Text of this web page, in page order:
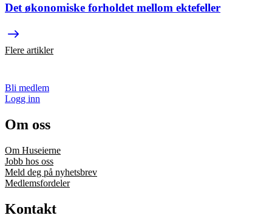
Det økonomiske forholdet mellom ektefeller
Flere artikler
Bli medlem
Logg inn
Om oss
Om Huseierne
Jobb hos oss
Meld deg på nyhetsbrev
Medlemsfordeler
Kontakt